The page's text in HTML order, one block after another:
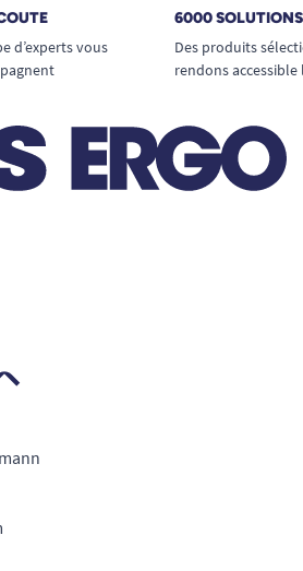
techniques
taux d’humidité.
contrôlée automatique.
: de -10°C à
néerlandais, italien et
d’experts vous
6000
Des produits
rendons